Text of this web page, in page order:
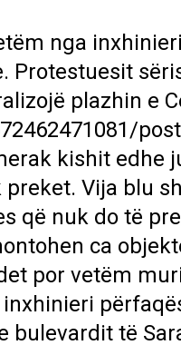
nga
Protestuesit
plazhin e
kishit edhe
preket. Vija blu
që nuk do të
ca
por vetëm
bulevardit të